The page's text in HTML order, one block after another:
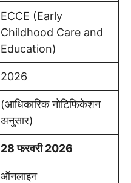
ECCE (Early
Childhood Care and
Education)
2026
(आधिकारिक नोटिफिकेशन
अनुसार)
28 फरवरी 2026
ऑनलाइन